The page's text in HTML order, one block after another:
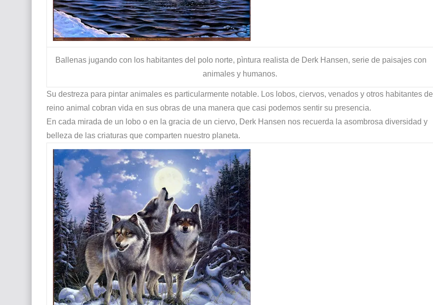
Ballenas jugando con los habitantes del polo norte, pìntura realista de Derk Hansen, serie de paisajes con
animales y humanos.
Su destreza para pintar animales es particularmente notable. Los lobos, ciervos, venados y otros habitantes del
reino animal cobran vida en sus obras de una manera que casi podemos sentir su presencia.
En cada mirada de un lobo o en la gracia de un ciervo, Derk Hansen nos recuerda la asombrosa diversidad y
belleza de las criaturas que comparten nuestro planeta.